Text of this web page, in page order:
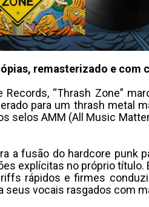
remasterizado e com
“Thrash Zone”
para um thrash metal
selos AMM (All Music
a fusão do hardcore punk
explícitas no próprio
rápidos e firmes
vocais rasgados com